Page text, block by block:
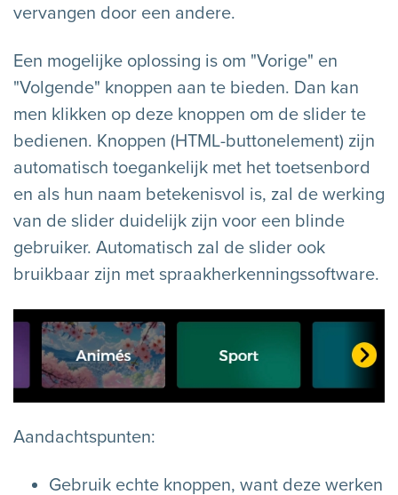
vervangen door een andere.
Een mogelijke oplossing is om "Vorige" en
"Volgende" knoppen aan te bieden. Dan kan
men klikken op deze knoppen om de slider te
bedienen. Knoppen (HTML-buttonelement) zijn
automatisch toegankelijk met het toetsenbord
en als hun naam betekenisvol is, zal de werking
van de slider duidelijk zijn voor een blinde
gebruiker. Automatisch zal de slider ook
bruikbaar zijn met spraakherkenningssoftware.
Aandachtspunten:
Gebruik echte knoppen, want deze werken